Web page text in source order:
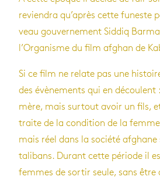
revien­dra qu’après cette funeste
veau gou­ver­ne­ment Sid­diq
l’Or­ga­nisme du film afghan de
Si ce film ne relate pas une
des évè­ne­ments qui en découlent
mère, mais sur­tout avoir un fils,
traite de la condi­tion de la
mais réel dans la société afghane
tali­bans. Durant cette période il
femmes de sor­tir seule, sans être